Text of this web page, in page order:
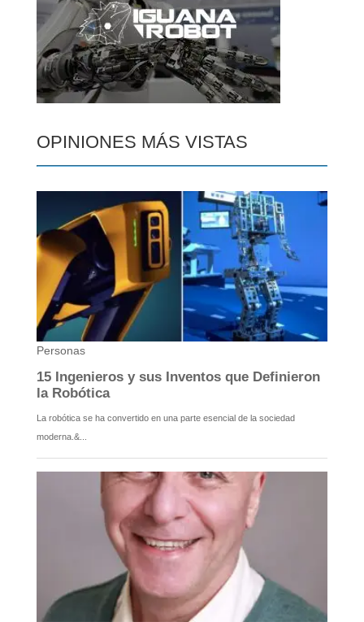
OPINIONES MÁS VISTAS